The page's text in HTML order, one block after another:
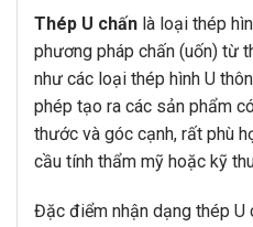
Thép U chấn là loại thép
phương pháp chấn (uốn) từ
như các loại thép hình U
phép tạo ra các sản phẩm
thước và góc cạnh, rất phù
cầu tính thẩm mỹ hoặc kỹ
Đặc điểm nhận dạng thép U